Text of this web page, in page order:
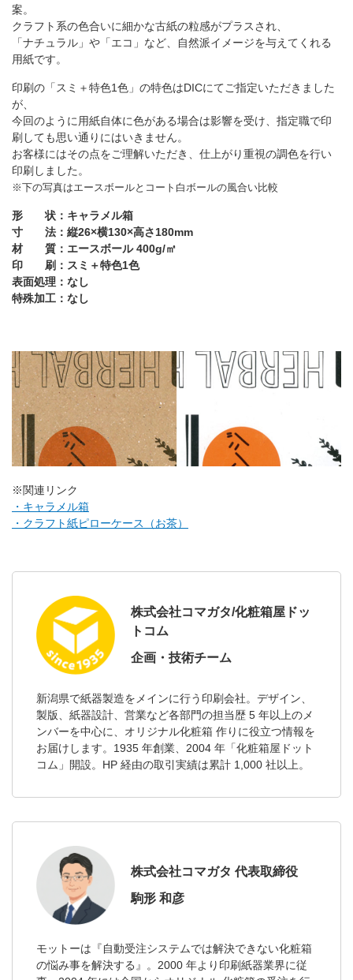
案。
クラフト系の色合いに細かな古紙の粒感がプラスされ、
「ナチュラル」や「エコ」など、自然派イメージを与えてくれる
用紙です。
印刷の「スミ＋特色1色」の特色はDICにてご指定いただきました
が、
今回のように用紙自体に色がある場合は影響を受け、指定職で印
刷しても思い通りにはいきません。
お客様にはその点をご理解いただき、仕上がり重視の調色を行い
印刷しました。
※下の写真はエースボールとコート白ボールの風合い比較
形 状：キャラメル箱
寸 法：縦26×横130×高さ180mm
材 質：エースボール 400g/㎡
印 刷：スミ＋特色1色
表面処理：なし
特殊加工：なし
※関連リンク
・キャラメル箱
・クラフト紙ピローケース（お茶）
株式会社コマガタ/化粧箱屋ドッ
トコム
企画・技術チーム
新潟県で紙器製造をメインに行う印刷会社。デザイン、
製版、紙器設計、営業など各部門の担当歴 5 年以上のメ
ンバーを中心に、オリジナル化粧箱 作りに役立つ情報を
お届けします。1935 年創業、2004 年「化粧箱屋ドット
コム」開設。HP 経由の取引実績は累計 1,000 社以上。
株式会社コマガタ 代表取締役
駒形 和彦
モットーは『自動受注システムでは解決できない化粧箱
の悩み事を解決する』。2000 年より印刷紙器業界に従